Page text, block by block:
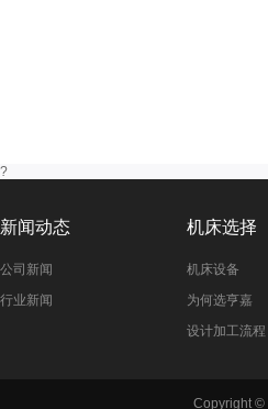
?
新闻动态
公司新闻
行业新闻
机床选择
机床设备
为何选亨嘉
设计加工流程
Copyright ©